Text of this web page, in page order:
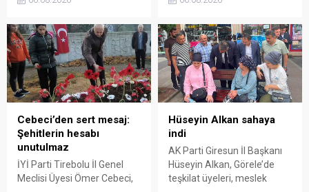
üretim maliyetlerinin
kararın üreticide büyük
hayal kırıklığı yarattığını
söyledi.
yüksek randımanlı ürüne
duyuruldu.
Cebeci’den sert mesaj:
Şehitlerin hesabı
unutulmaz
İYİ Parti Tirebolu İl Genel
Meclisi Üyesi Ömer Cebeci,
Hüseyin Alkan sahaya
indi
AK Parti Giresun İl Başkanı
Hüseyin Alkan, Görele’de
teşkilat üyeleri, meslek